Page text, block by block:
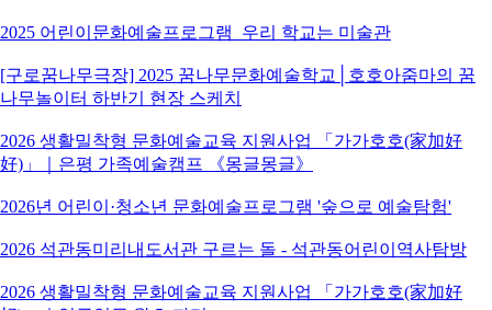
2025 어린이문화예술프로그램_우리 학교는 미술관
[구로꿈나무극장] 2025 꿈나무문화예술학교│호호아줌마의 꿈
나무놀이터 하반기 현장 스케치
2026 생활밀착형 문화예술교육 지원사업 「가가호호(家加好
好)」｜은평 가족예술캠프 《몽글몽글》
2026년 어린이·청소년 문화예술프로그램 '숲으로 예술탐험'
2026 석관동미리내도서관 구르는 돌 - 석관동어린이역사탐방
2026 생활밀착형 문화예술교육 지원사업 「가가호호(家加好